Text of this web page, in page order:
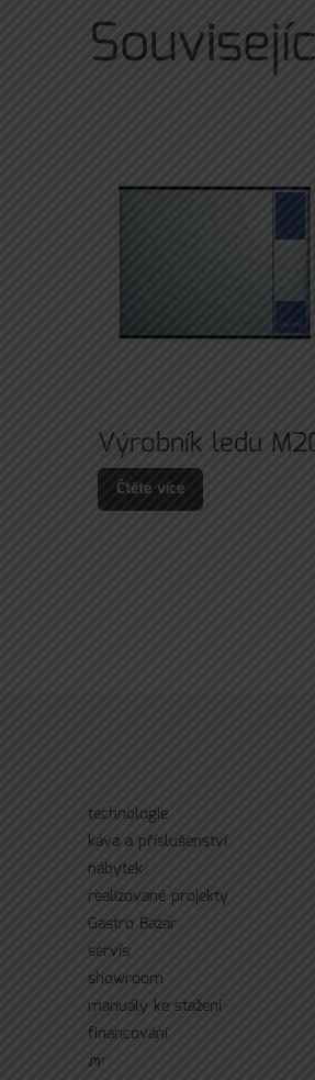
Výrobník ledu
Čtěte více
technologie
káva a příslušenství
nábytek
realizované projekty
Gastro Bazar
servís
showroom
manuály ke stažení
financování
ᘻᵉ